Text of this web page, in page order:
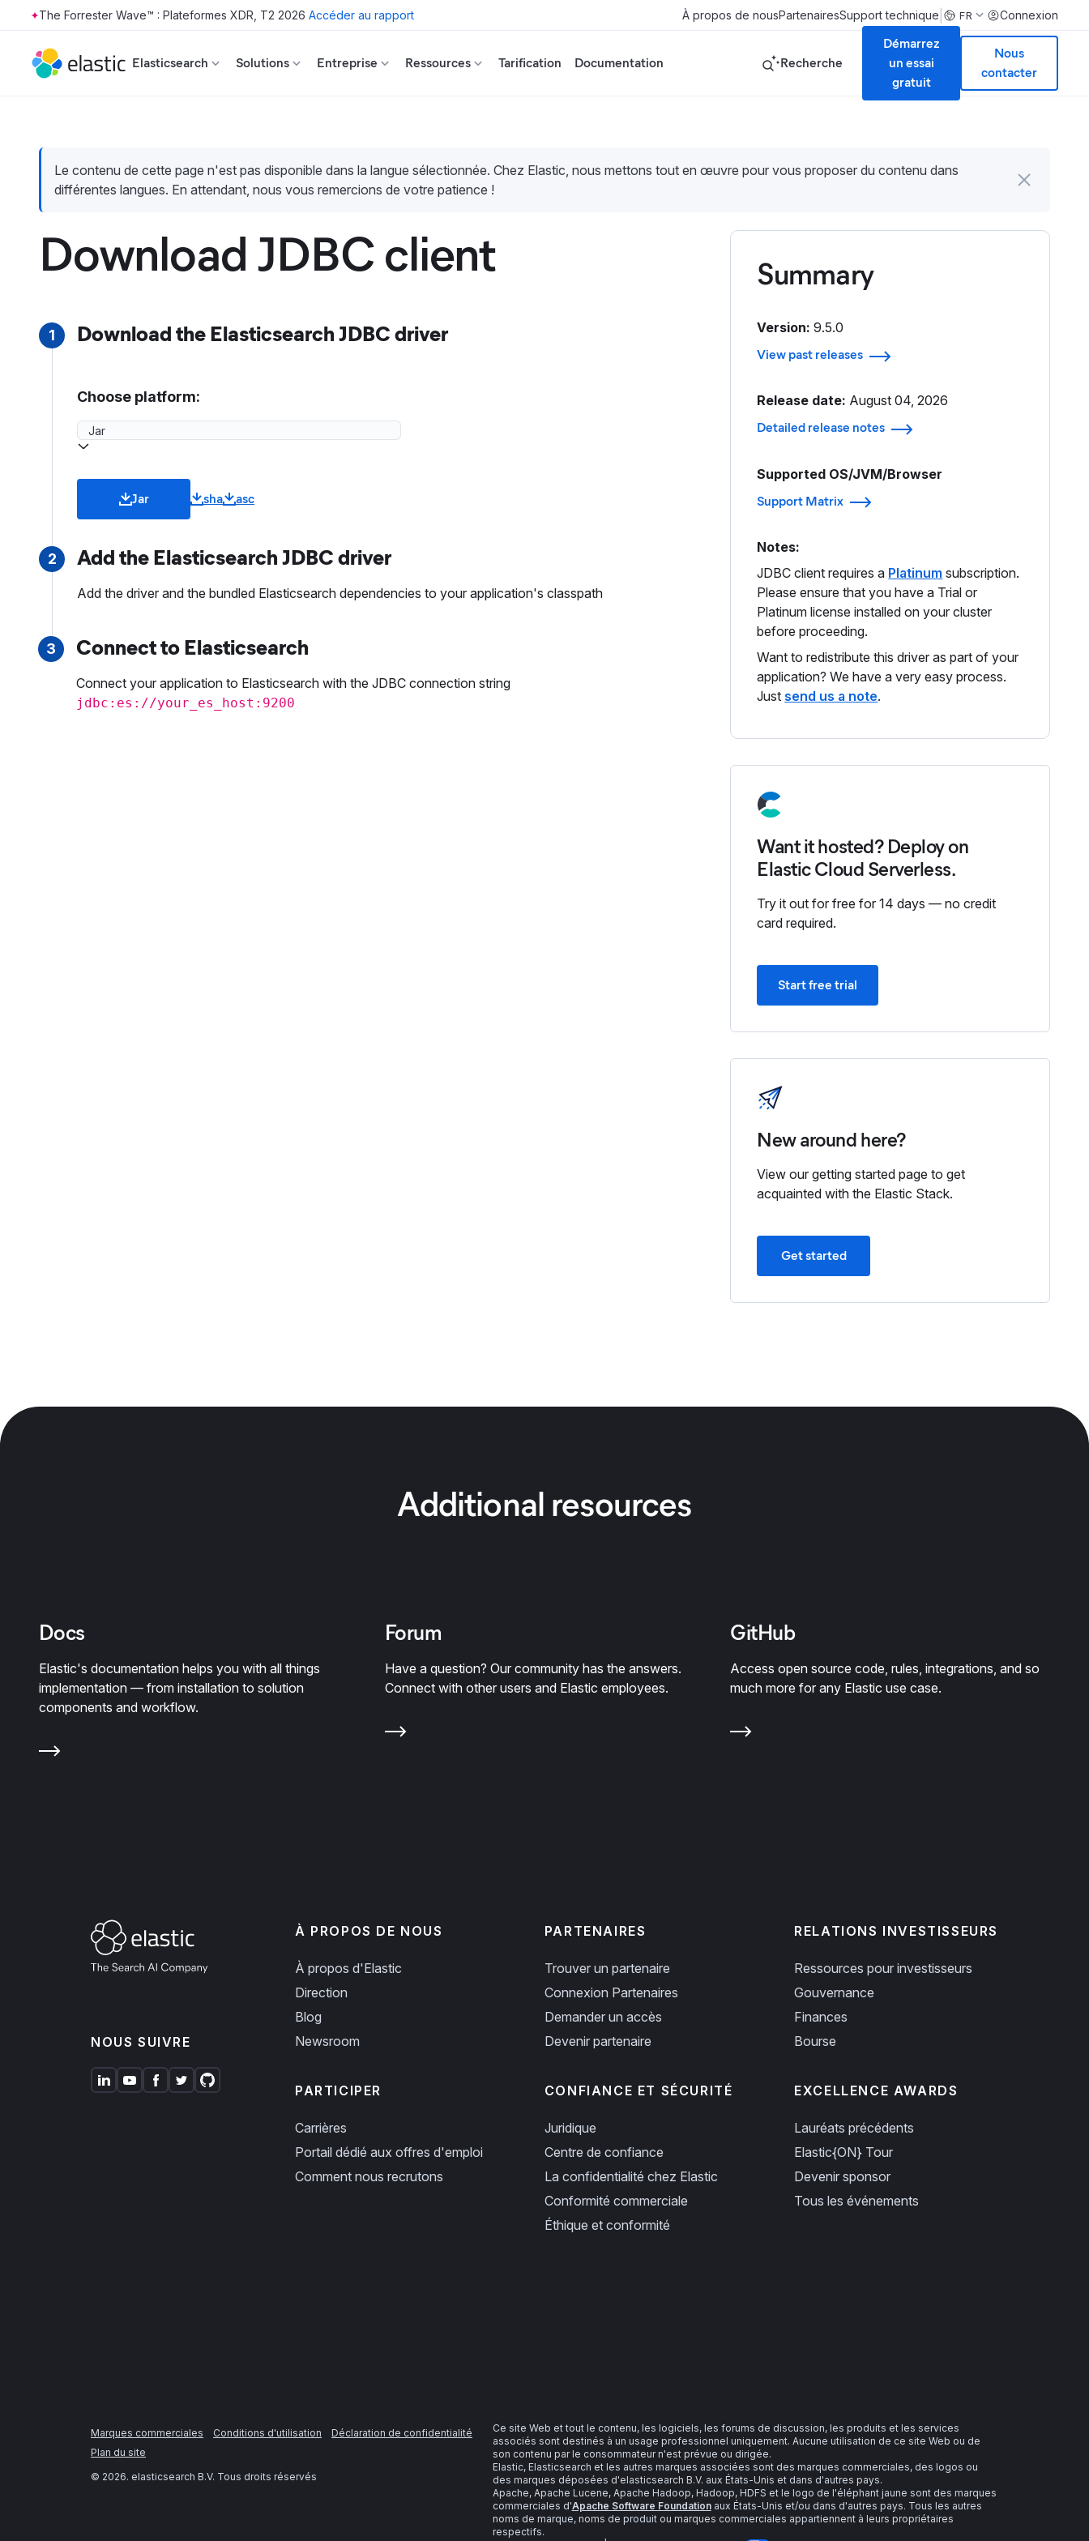
Skip to main content
The Forrester Wave™ : Plateformes XDR, T2 2026 Accéder au rapport À propos de nousPartenairesSupport technique FR Connexion
Elasticsearch Solutions Entreprise Ressources Tarification Documentation Recherche
Démarrez
un essai
gratuit
Nous
contacter
Le contenu de cette page n'est pas disponible dans la langue sélectionnée. Chez Elastic, nous mettons tout en œuvre pour vous proposer du contenu dans
différentes langues. En attendant, nous vous remercions de votre patience !
Download JDBC client
1 Download the Elasticsearch JDBC driver
Choose platform:
Jar sha asc
2 Add the Elasticsearch JDBC driver
Add the driver and the bundled Elasticsearch dependencies to your application's classpath
3 Connect to Elasticsearch
Connect your application to Elasticsearch with the JDBC connection string
jdbc:es://your_es_host:9200
Summary
Version:9.5.0
View past releases
Release date: August 04, 2026
Detailed release notes
Supported OS/JVM/Browser
Support Matrix
Notes:
JDBC client requires a Platinum subscription.
Please ensure that you have a Trial or
Platinum license installed on your cluster
before proceeding.
Want to redistribute this driver as part of your
application? We have a very easy process.
Just send us a note.
Want it hosted? Deploy on
Elastic Cloud Serverless.
Try it out for free for 14 days — no credit
card required.
Start free trial
New around here?
View our getting started page to get
acquainted with the Elastic Stack.
Get started
Additional resources
Docs
Elastic's documentation helps you with all things
implementation — from installation to solution
components and workflow.
Forum
Have a question? Our community has the answers.
Connect with other users and Elastic employees.
GitHub
Access open source code, rules, integrations, and so
much more for any Elastic use case.
NOUS SUIVRE
À PROPOS DE NOUS
À propos d'Elastic
Direction
Blog
Newsroom
PARTICIPER
Carrières
Portail dédié aux offres d'emploi
Comment nous recrutons
PARTENAIRES
Trouver un partenaire
Connexion Partenaires
Demander un accès
Devenir partenaire
CONFIANCE ET SÉCURITÉ
Juridique
Centre de confiance
La confidentialité chez Elastic
Conformité commerciale
Éthique et conformité
RELATIONS INVESTISSEURS
Ressources pour investisseurs
Gouvernance
Finances
Bourse
EXCELLENCE AWARDS
Lauréats précédents
Elastic{ON} Tour
Devenir sponsor
Tous les événements
Marques commerciales Conditions d'utilisation
Déclaration de confidentialité
Plan du site
© 2026. elasticsearch B.V. Tous droits réservés
Ce site Web et tout le contenu, les logiciels, les forums de discussion, les produits et les services
associés sont destinés à un usage professionnel uniquement. Aucune utilisation de ce site Web ou de
son contenu par le consommateur n'est prévue ou dirigée.
Elastic, Elasticsearch et les autres marques associées sont des marques commerciales, des logos ou
des marques déposées d'elasticsearch B.V. aux États-Unis et dans d'autres pays.
Apache, Apache Lucene, Apache Hadoop, Hadoop, HDFS et le logo de l'éléphant jaune sont des marques
commerciales d'Apache Software Foundationaux États-Unis et/ou dans d'autres pays. Tous les autres
noms de marque, noms de produit ou marques commerciales appartiennent à leurs propriétaires
respectifs.